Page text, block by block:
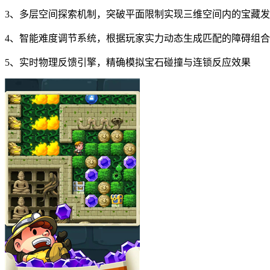
3、多层空间探索机制，突破平面限制实现三维空间内的宝藏
4、智能难度调节系统，根据玩家实力动态生成匹配的障碍组合
5、实时物理反馈引擎，精确模拟宝石碰撞与连锁反应效果